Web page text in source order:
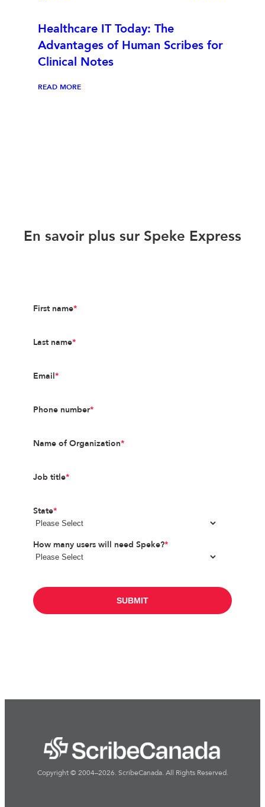
Healthcare IT Today: The
Advantages of Human Scribes for
Clinical Notes
READ MORE
En savoir plus sur Speke Express
First name*
Last name*
Email*
Phone number*
Name of Organization*
Job title*
State*
How many users will need Speke?*
Copyright © 2004–2026. ScribeCanada. All Rights Reserved.